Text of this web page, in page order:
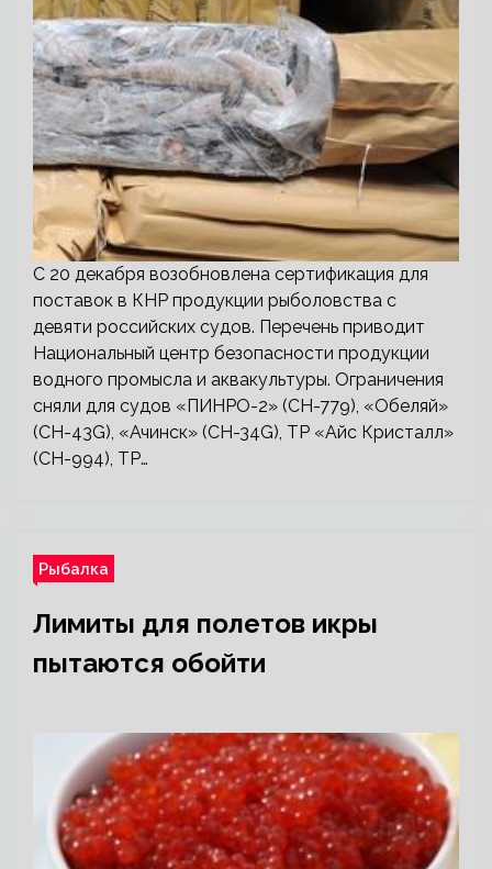
С 20 декабря возобновлена сертификация для
поставок в КНР продукции рыболовства с
девяти российских судов. Перечень приводит
Национальный центр безопасности продукции
водного промысла и аквакультуры. Ограничения
сняли для судов «ПИНРО-2» (СН-779), «Обеляй»
(СН-43G), «Ачинск» (CH-34G), ТР «Айс Кристалл»
(СН-994), ТР…
Рыбалка
Лимиты для полетов икры
пытаются обойти